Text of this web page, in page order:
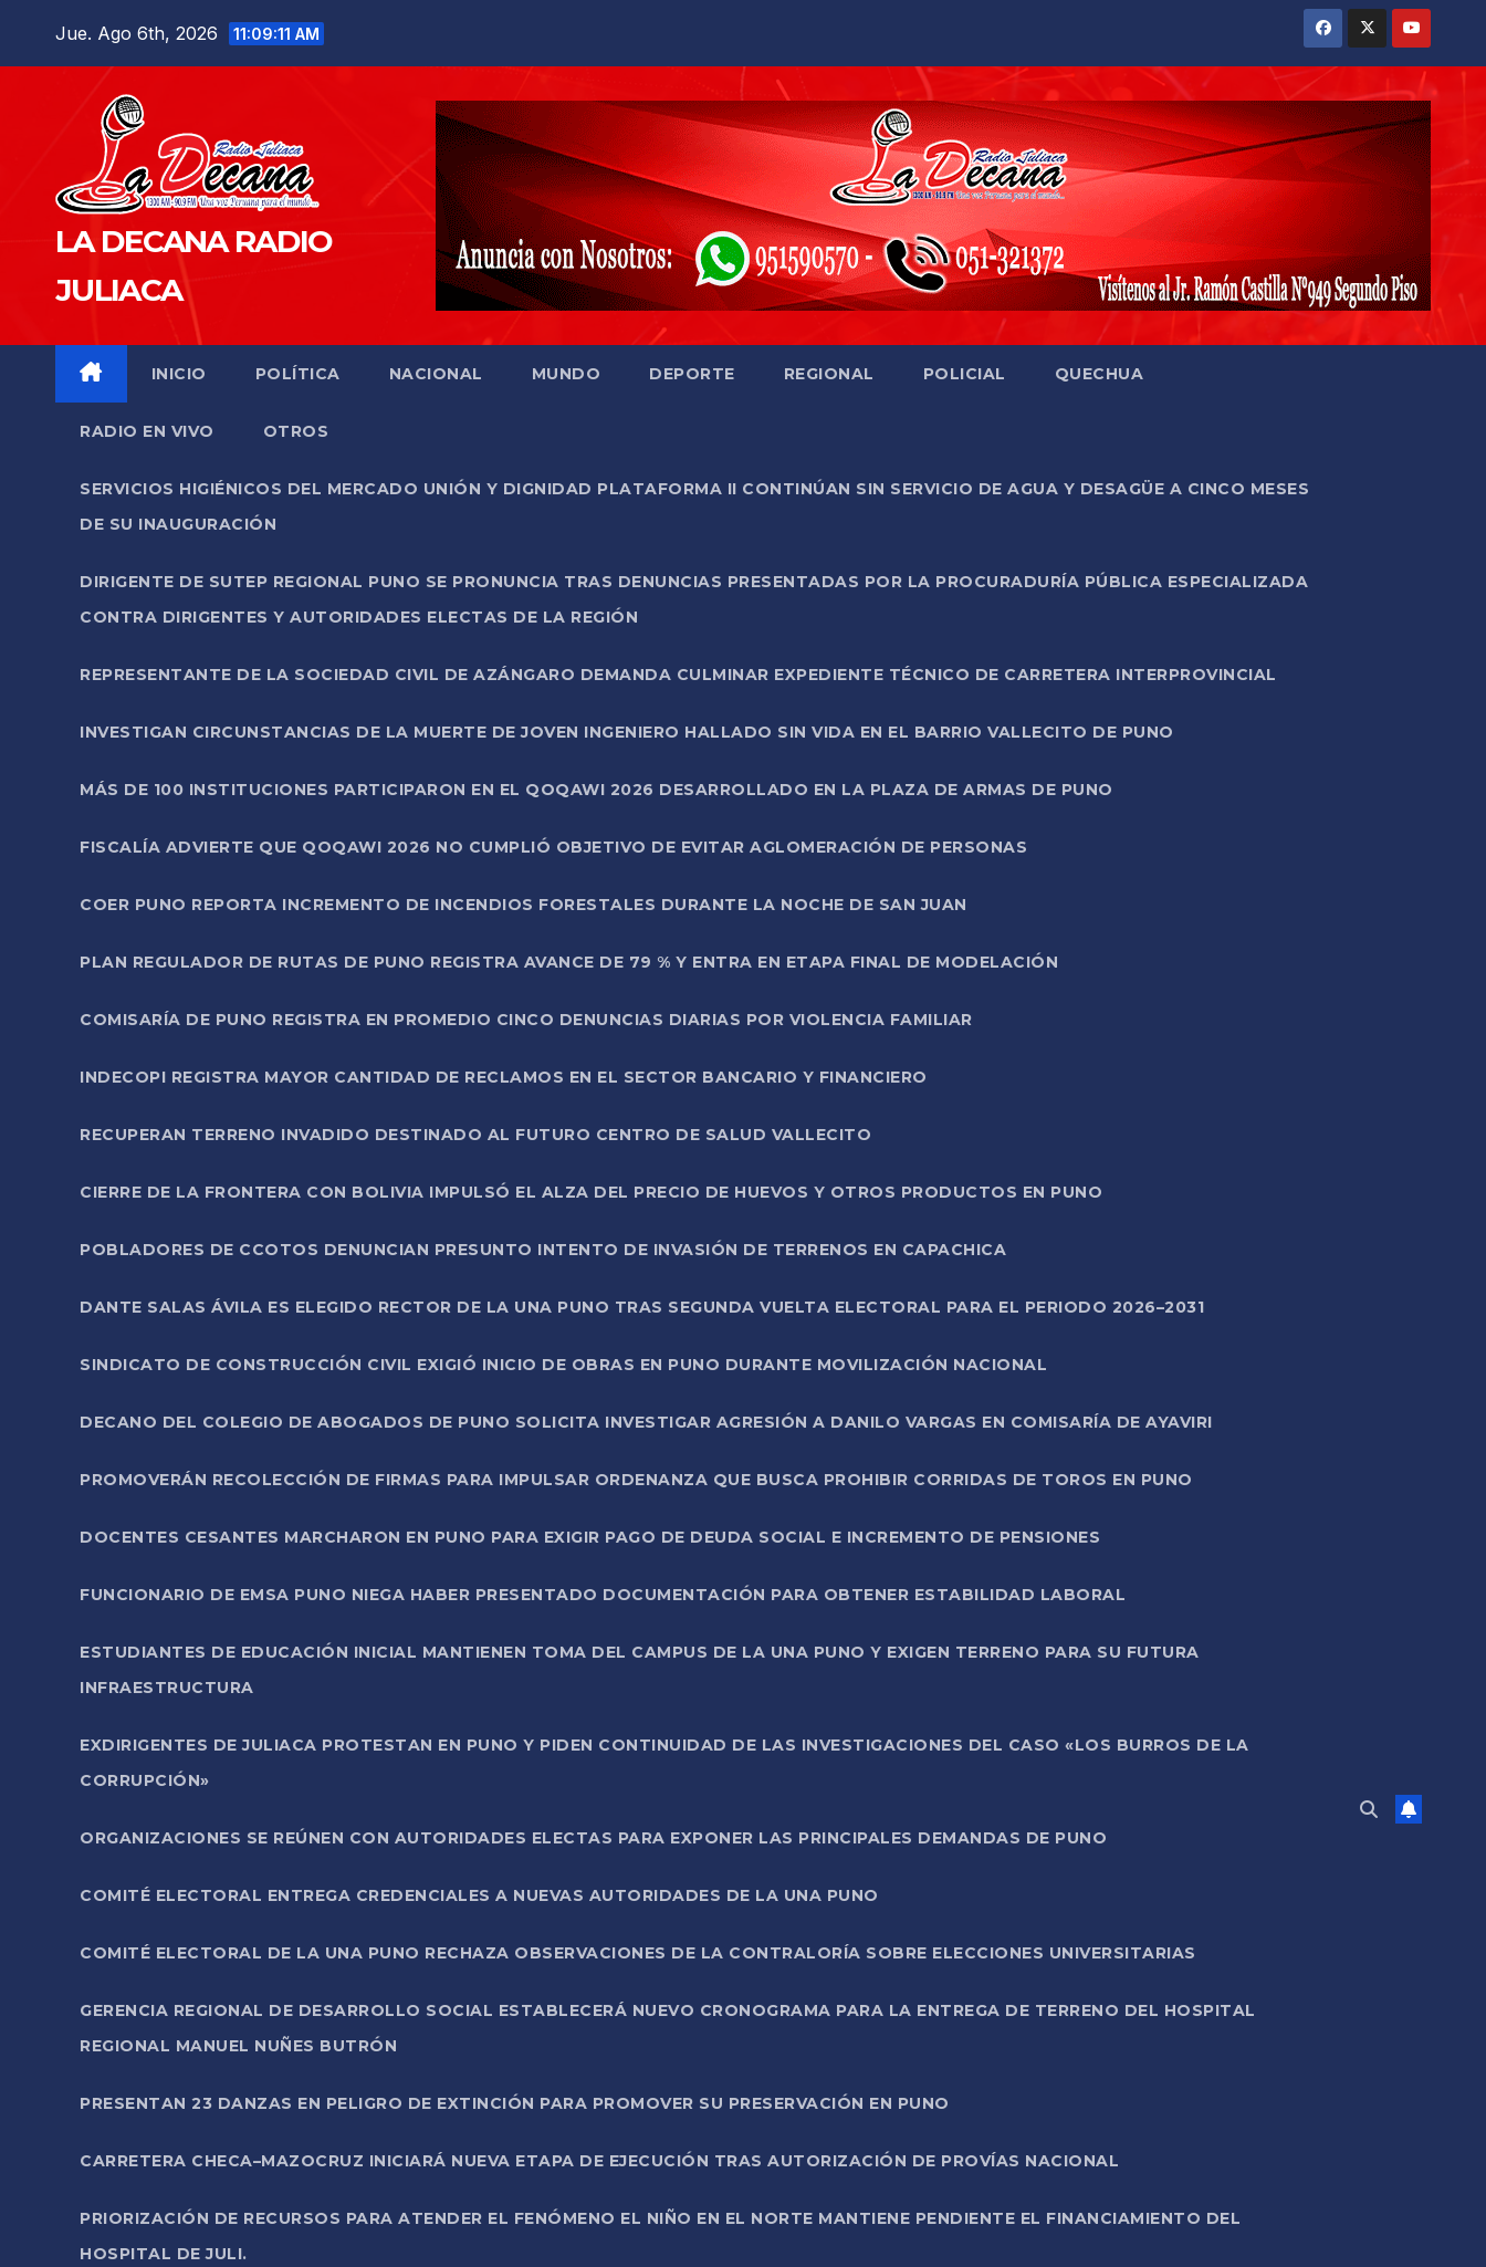
Jue. Ago 6th, 2026 11:09:12 AM
LA DECANA RADIO
JULIACA
INICIO POLÍTICA NACIONAL MUNDO DEPORTE REGIONAL POLICIAL QUECHUA
RADIO EN VIVO OTROS
SERVICIOS HIGIÉNICOS DEL MERCADO UNIÓN Y DIGNIDAD PLATAFORMA II CONTINÚAN SIN SERVICIO DE AGUA Y DESAGÜE A CINCO MESES
DE SU INAUGURACIÓN
DIRIGENTE DE SUTEP REGIONAL PUNO SE PRONUNCIA TRAS DENUNCIAS PRESENTADAS POR LA PROCURADURÍA PÚBLICA ESPECIALIZADA
CONTRA DIRIGENTES Y AUTORIDADES ELECTAS DE LA REGIÓN
REPRESENTANTE DE LA SOCIEDAD CIVIL DE AZÁNGARO DEMANDA CULMINAR EXPEDIENTE TÉCNICO DE CARRETERA INTERPROVINCIAL
INVESTIGAN CIRCUNSTANCIAS DE LA MUERTE DE JOVEN INGENIERO HALLADO SIN VIDA EN EL BARRIO VALLECITO DE PUNO
MÁS DE 100 INSTITUCIONES PARTICIPARON EN EL QOQAWI 2026 DESARROLLADO EN LA PLAZA DE ARMAS DE PUNO
FISCALÍA ADVIERTE QUE QOQAWI 2026 NO CUMPLIÓ OBJETIVO DE EVITAR AGLOMERACIÓN DE PERSONAS
COER PUNO REPORTA INCREMENTO DE INCENDIOS FORESTALES DURANTE LA NOCHE DE SAN JUAN
PLAN REGULADOR DE RUTAS DE PUNO REGISTRA AVANCE DE 79 % Y ENTRA EN ETAPA FINAL DE MODELACIÓN
COMISARÍA DE PUNO REGISTRA EN PROMEDIO CINCO DENUNCIAS DIARIAS POR VIOLENCIA FAMILIAR
INDECOPI REGISTRA MAYOR CANTIDAD DE RECLAMOS EN EL SECTOR BANCARIO Y FINANCIERO
RECUPERAN TERRENO INVADIDO DESTINADO AL FUTURO CENTRO DE SALUD VALLECITO
CIERRE DE LA FRONTERA CON BOLIVIA IMPULSÓ EL ALZA DEL PRECIO DE HUEVOS Y OTROS PRODUCTOS EN PUNO
POBLADORES DE CCOTOS DENUNCIAN PRESUNTO INTENTO DE INVASIÓN DE TERRENOS EN CAPACHICA
DANTE SALAS ÁVILA ES ELEGIDO RECTOR DE LA UNA PUNO TRAS SEGUNDA VUELTA ELECTORAL PARA EL PERIODO 2026–2031
SINDICATO DE CONSTRUCCIÓN CIVIL EXIGIÓ INICIO DE OBRAS EN PUNO DURANTE MOVILIZACIÓN NACIONAL
DECANO DEL COLEGIO DE ABOGADOS DE PUNO SOLICITA INVESTIGAR AGRESIÓN A DANILO VARGAS EN COMISARÍA DE AYAVIRI
PROMOVERÁN RECOLECCIÓN DE FIRMAS PARA IMPULSAR ORDENANZA QUE BUSCA PROHIBIR CORRIDAS DE TOROS EN PUNO
DOCENTES CESANTES MARCHARON EN PUNO PARA EXIGIR PAGO DE DEUDA SOCIAL E INCREMENTO DE PENSIONES
FUNCIONARIO DE EMSA PUNO NIEGA HABER PRESENTADO DOCUMENTACIÓN PARA OBTENER ESTABILIDAD LABORAL
ESTUDIANTES DE EDUCACIÓN INICIAL MANTIENEN TOMA DEL CAMPUS DE LA UNA PUNO Y EXIGEN TERRENO PARA SU FUTURA
INFRAESTRUCTURA
EXDIRIGENTES DE JULIACA PROTESTAN EN PUNO Y PIDEN CONTINUIDAD DE LAS INVESTIGACIONES DEL CASO «LOS BURROS DE LA
CORRUPCIÓN»
ORGANIZACIONES SE REÚNEN CON AUTORIDADES ELECTAS PARA EXPONER LAS PRINCIPALES DEMANDAS DE PUNO
COMITÉ ELECTORAL ENTREGA CREDENCIALES A NUEVAS AUTORIDADES DE LA UNA PUNO
COMITÉ ELECTORAL DE LA UNA PUNO RECHAZA OBSERVACIONES DE LA CONTRALORÍA SOBRE ELECCIONES UNIVERSITARIAS
GERENCIA REGIONAL DE DESARROLLO SOCIAL ESTABLECERÁ NUEVO CRONOGRAMA PARA LA ENTREGA DE TERRENO DEL HOSPITAL
REGIONAL MANUEL NUÑES BUTRÓN
PRESENTAN 23 DANZAS EN PELIGRO DE EXTINCIÓN PARA PROMOVER SU PRESERVACIÓN EN PUNO
CARRETERA CHECA–MAZOCRUZ INICIARÁ NUEVA ETAPA DE EJECUCIÓN TRAS AUTORIZACIÓN DE PROVÍAS NACIONAL
PRIORIZACIÓN DE RECURSOS PARA ATENDER EL FENÓMENO EL NIÑO EN EL NORTE MANTIENE PENDIENTE EL FINANCIAMIENTO DEL
HOSPITAL DE JULI.